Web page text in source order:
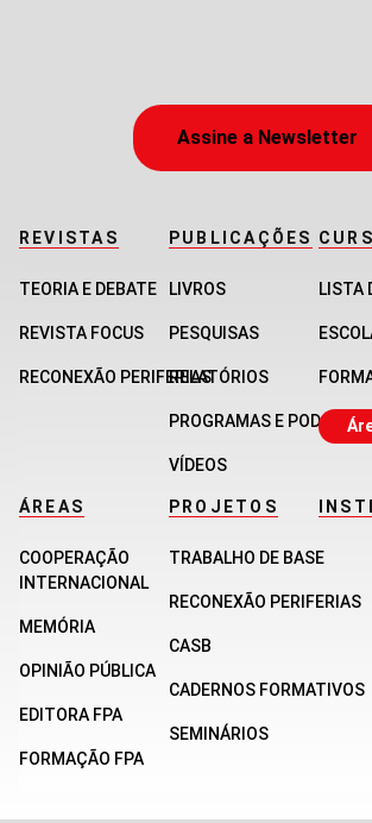
Assine a Newsletter
REVISTAS
TEORIA E DEBATE
REVISTA FOCUS
RECONEXÃO PERIFERIAS
PUBLICAÇÕES
LIVROS
PESQUISAS
RELATÓRIOS
PROGRAMAS E
VÍDEOS
LISTA
ÁREAS
COOPERAÇÃO
INTERNACIONAL
MEMÓRIA
OPINIÃO PÚBLICA
EDITORA FPA
FORMAÇÃO FPA
PROJETOS
TRABALHO DE BASE
RECONEXÃO PERIFERIAS
CASB
CADERNOS FORMATIVOS
SEMINÁRIOS